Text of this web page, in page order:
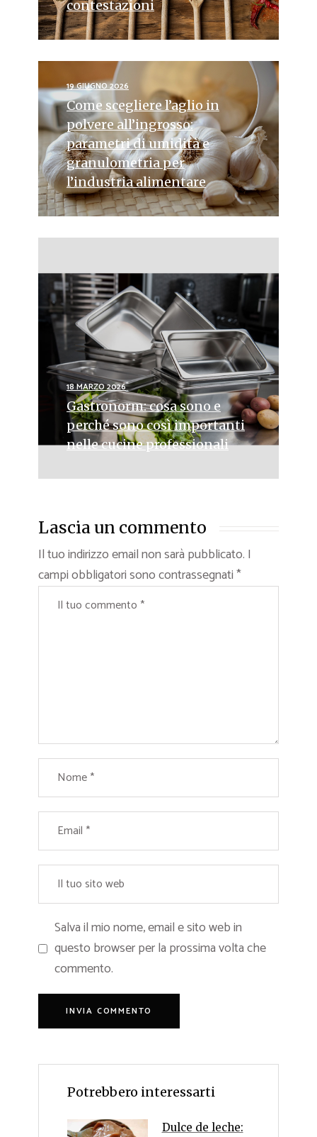
contestazioni
19 GIUGNO 2026
Come scegliere l’aglio in
polvere all’ingrosso:
parametri di umidità e
granulometria per
l’industria alimentare
18 MARZO 2026
Gastronorm: cosa sono e
perché sono così importanti
nelle cucine professionali
Lascia un commento
Il tuo indirizzo email non sarà pubblicato. I
campi obbligatori sono contrassegnati*
Salva il mio nome, email e sito web in
questo browser per la prossima volta che
commento.
Potrebbero interessarti
Dulce de leche: